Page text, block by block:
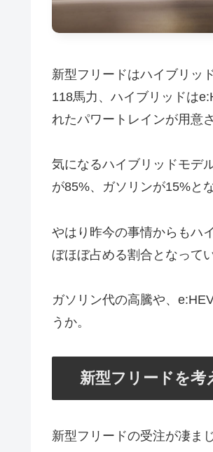
新型フリードはハイブリッ
118馬力、ハイブリッドは
れたパワートレインが用意
気になるハイブリッドモデ
が85%、ガソリンが15%とな
やはり昨今の事情からもハ
ぼほぼ占める割合となって
ガソリン代の高騰や、
うか。
新型フリードを
新型フリードの受注が凄ま